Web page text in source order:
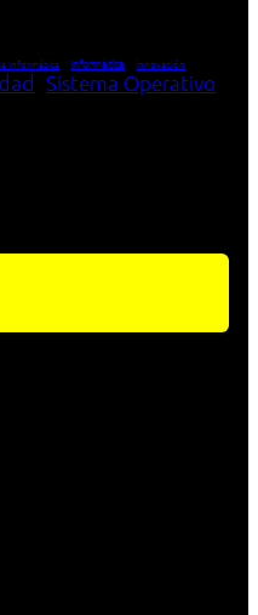
Informática Informática innovación
Sistema Operativo